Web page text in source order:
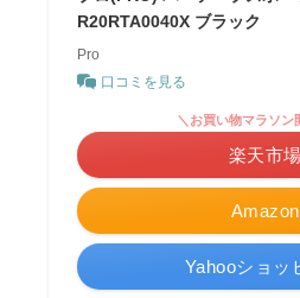
R20RTA0040X ブラック
Pro
口コミを見る
Amazon
＼お買い物マラソン
楽天市場
Yahooショッ